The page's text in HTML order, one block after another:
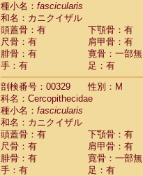
種小名： fascicularis
和名：カニクイザル
頭蓋骨：有
下顎骨：有
尺骨：有
肩甲骨：有
腓骨：有
寛骨：一部無
手：有
足：有
剖検番号：00329
性別：M
科名：Cercopithecidae
種小名： fascicularis
和名：カニクイザル
頭蓋骨：有
下顎骨：有
尺骨：有
肩甲骨：有
腓骨：有
寛骨：一部無
手：有
足：有